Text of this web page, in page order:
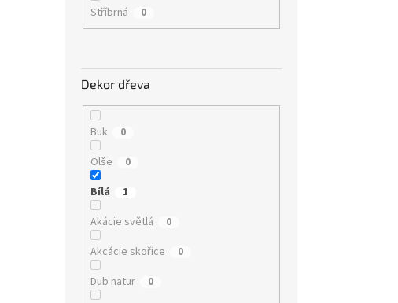
Stříbrná 0
Dekor dřeva
Buk 0
Olše 0
Bílá 1
Akácie světlá 0
Akcácie skořice 0
Dub natur 0